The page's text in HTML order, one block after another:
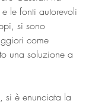
le fonti autorevoli
si sono
come
una soluzione a
si è enunciata la